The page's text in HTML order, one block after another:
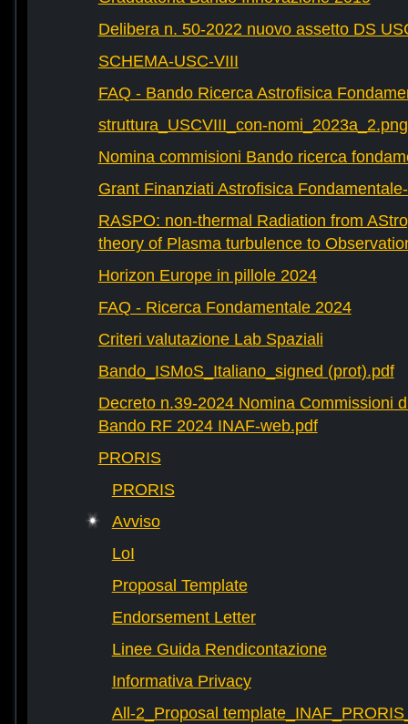
Delibera n. 50-2022 nuovo assetto DS
SCHEMA-USC-VIII
FAQ - Bando Ricerca Astrofisica
struttura_USCVIII_con-nomi_2023a_2.png
Nomina commisioni Bando ricerca
Grant Finanziati Astrofisica
RASPO: non-thermal Radiation from
theory of Plasma turbulence to
Horizon Europe in pillole 2024
FAQ - Ricerca Fondamentale 2024
Criteri valutazione Lab Spaziali
Bando_ISMoS_Italiano_signed (prot).pdf
Decreto n.39-2024 Nomina Commissioni
Bando RF 2024 INAF-web.pdf
PRORIS
PRORIS
Avviso
LoI
Proposal Template
Endorsement Letter
Linee Guida Rendicontazione
Informativa Privacy
All-2_Proposal